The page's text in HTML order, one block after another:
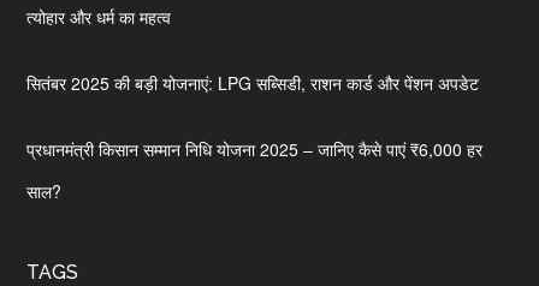
त्योहार और धर्म का महत्व
सितंबर 2025 की बड़ी योजनाएं: LPG सब्सिडी, राशन कार्ड और पेंशन अपडेट
प्रधानमंत्री किसान सम्मान निधि योजना 2025 – जानिए कैसे पाएं ₹6,000 हर
साल?
TAGS